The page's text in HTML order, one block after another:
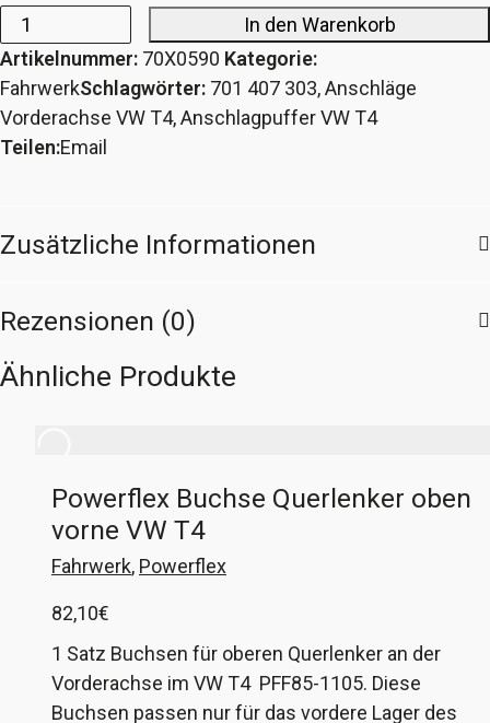
Anschlagpuffer
Vorderachse
VW
T4
Menge
In den Warenkorb
Artikelnummer: 70X0590 Kategorie:
FahrwerkSchlagwörter: 701 407 303,Anschläge
Vorderachse VW T4,Anschlagpuffer VW T4
Teilen:Email
Zusätzliche Informationen
Rezensionen (0)
Ähnliche Produkte
Powerflex Buchse Querlenker oben
vorne VW T4
Fahrwerk, Powerflex
82,10€
1 Satz Buchsen für oberen Querlenker an der
Vorderachse im VW T4 PFF85-1105. Diese
Buchsen passen nur für das vordere Lager des